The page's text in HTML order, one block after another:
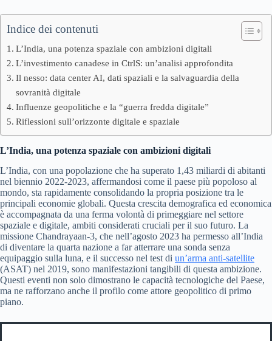
Indice dei contenuti
L’India, una potenza spaziale con ambizioni digitali
L’investimento canadese in CtrlS: un’analisi approfondita
Il nesso: data center AI, dati spaziali e la salvaguardia della
sovranità digitale
Influenze geopolitiche e la “guerra fredda digitale”
Riflessioni sull’orizzonte digitale e spaziale
L’India, una potenza spaziale con ambizioni digitali
L’India, con una popolazione che ha superato 1,43 miliardi di abitanti
nel biennio 2022-2023, affermandosi come il paese più popoloso al
mondo, sta rapidamente consolidando la propria posizione tra le
principali economie globali. Questa crescita demografica ed economica
è accompagnata da una ferma volontà di primeggiare nel settore
spaziale e digitale, ambiti considerati cruciali per il suo futuro. La
missione Chandrayaan-3, che nell’agosto 2023 ha permesso all’India
di diventare la quarta nazione a far atterrare una sonda senza
equipaggio sulla luna, e il successo nel test di un’arma anti-satellite
(ASAT) nel 2019, sono manifestazioni tangibili di questa ambizione.
Questi eventi non solo dimostrano le capacità tecnologiche del Paese,
ma ne rafforzano anche il profilo come attore geopolitico di primo
piano.